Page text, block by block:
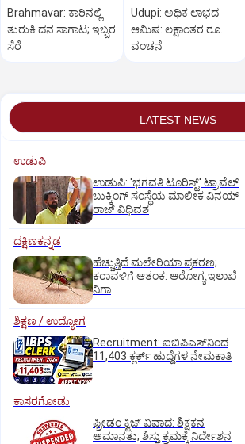
Brahmavar: ಕಾರಿನಲ್ಲಿ
ತುರುಕಿ ದನ ಸಾಗಾಟ; ಇಬ್ಬರ
ಸೆರೆ
Udupi: ಅಧಿಕ ಲಾಭದ
ಆಮಿಷ: ಲಕ್ಷಾಂತರ ರೂ.
ವಂಚನೆ
LATEST NEWS
ಉಡುಪಿ
ಉಡುಪಿ: 'ಭಗವತಿ ಟೂರಿಸ್ಟ್' ಟ್ರಾವೆಲ್
ಬುಕ್ಕಿಂಗ್ ಸಂಸ್ಥೆಯ ಮಾಲೀಕ ವಿನಯ್
ರಾಜ್ ವಿಧಿವಶ
ದಕ್ಷಿಣಕನ್ನಡ
ಹೆಚ್ಚುತ್ತಿದೆ ಮಲೇರಿಯಾ ಪ್ರಕರಣ;
ಕರಾವಳಿಗೆ ಆತಂಕ: ಆರೋಗ್ಯ ಇಲಾಖೆ
ನಿಗಾ
ಶಿಕ್ಷಣ / ಉದ್ಯೋಗ
Recruitment: ಐಬಿಪಿಎಸ್‌ನಿಂದ
11,403 ಕ್ಲರ್ಕ್‌ ಹುದ್ದೆಗಳ ನೇಮಕಾತಿ
ಕಾಸರಗೋಡು
ಫ್ರೀಡಂ ಕ್ವಿಜ್‌ ವಿವಾದ: ಶಿಕ್ಷಕನ
ಅಮಾನತು; ಶಿಸ್ತು ಕ್ರಮಕ್ಕೆ ನಿರ್ದೇಶನ